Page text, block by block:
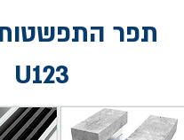
תפר
U123